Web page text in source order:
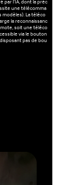
l’IA, dont la préc
une télécomma
La téléco
la reconnaissanc
soit une téléco
via le bouton
pas de bou